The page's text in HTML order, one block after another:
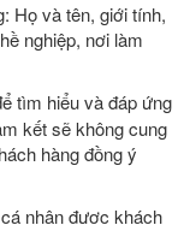
Họ và tên, giới tính,
nghiệp, nơi làm
tìm hiểu và đáp ứng
kết sẽ không cung
hàng đồng ý
nhân được khách